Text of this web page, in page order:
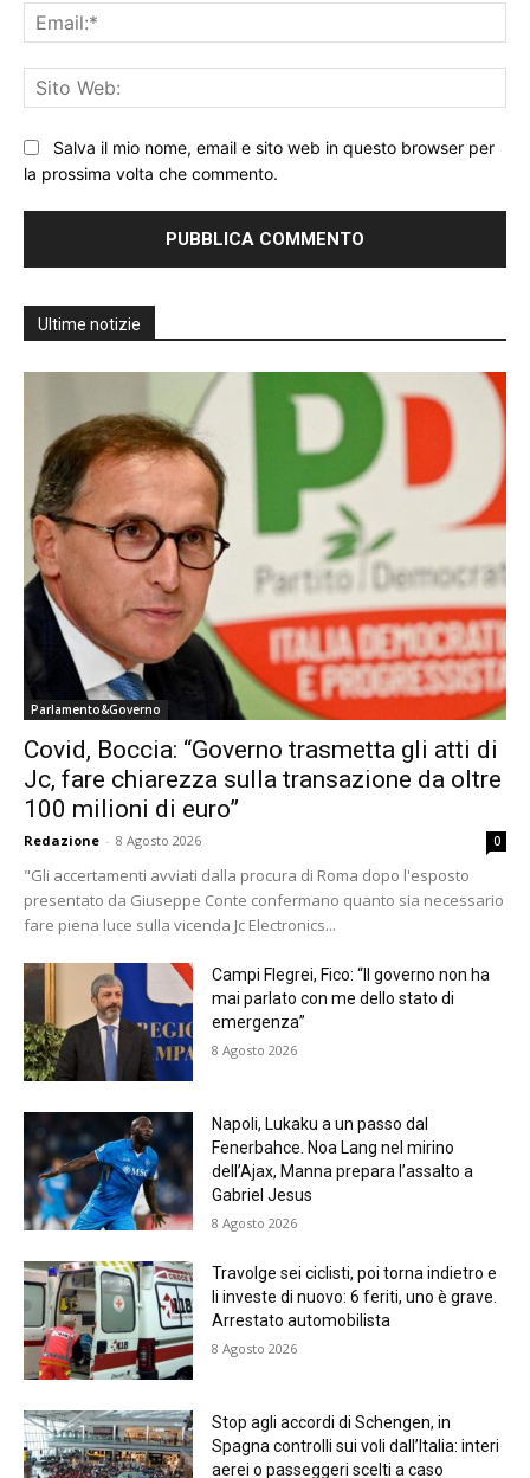
Salva il mio nome, email e sito web in questo browser per
la prossima volta che commento.
Ultime notizie
Parlamento&Governo
Covid, Boccia: “Governo trasmetta gli atti di
Jc, fare chiarezza sulla transazione da oltre
100 milioni di euro”
Redazione - 8 Agosto 2026 0
"Gli accertamenti avviati dalla procura di Roma dopo l'esposto
presentato da Giuseppe Conte confermano quanto sia necessario
fare piena luce sulla vicenda Jc Electronics...
Campi Flegrei, Fico: “Il governo non ha
mai parlato con me dello stato di
emergenza”
8 Agosto 2026
Napoli, Lukaku a un passo dal
Fenerbahce. Noa Lang nel mirino
dell’Ajax, Manna prepara l’assalto a
Gabriel Jesus
8 Agosto 2026
Travolge sei ciclisti, poi torna indietro e
li investe di nuovo: 6 feriti, uno è grave.
Arrestato automobilista
8 Agosto 2026
Stop agli accordi di Schengen, in
Spagna controlli sui voli dall’Italia: interi
aerei o passeggeri scelti a caso